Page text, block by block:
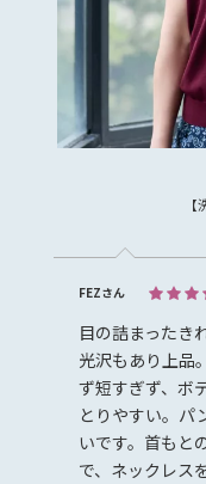
FEZさん
目の詰まったき
光沢もあり上品
ず短すぎず、ボ
とりやすい。パ
いです。首もと
で、ネックレス